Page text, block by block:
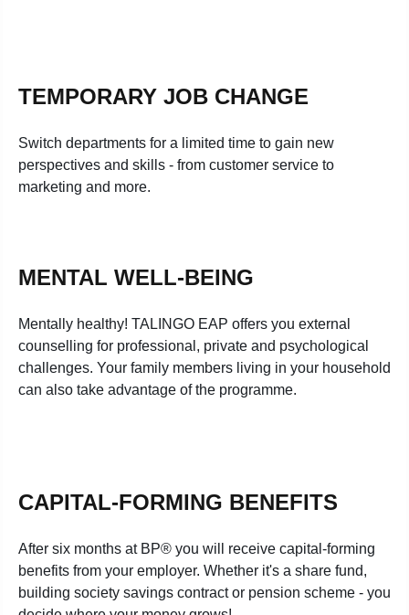
TEMPORARY JOB CHANGE
Switch departments for a limited time to gain new
perspectives and skills - from customer service to
marketing and more.
MENTAL WELL-BEING
Mentally healthy! TALINGO EAP offers you external
counselling for professional, private and psychological
challenges. Your family members living in your household
can also take advantage of the programme.
CAPITAL-FORMING BENEFITS
After six months at BP® you will receive capital-forming
benefits from your employer. Whether it's a share fund,
building society savings contract or pension scheme - you